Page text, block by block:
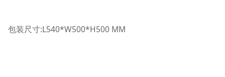
包装尺寸:L540*W500*H500 MM